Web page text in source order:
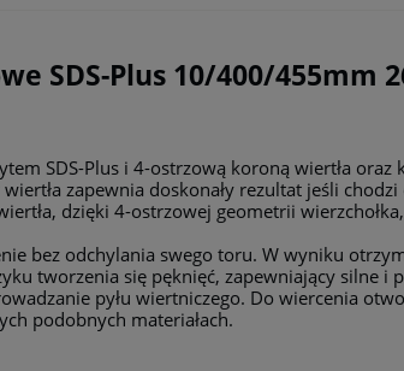
SDS-Plus 10/400/455mm
SDS-Plus i 4-ostrzową koroną wiertła
zapewnia doskonały rezultat jeśli
dzięki 4-ostrzowej geometrii
bez odchylania swego toru. W wyniku
tworzenia się pęknięć, zapewniający silne i
pyłu wiertniczego. Do wiercenia
podobnych materiałach.